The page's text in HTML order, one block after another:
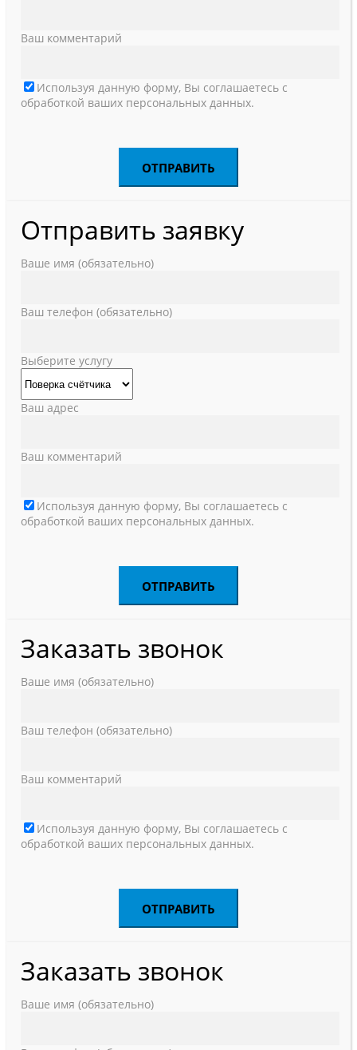
Ваш комментарий
Используя данную форму, Вы соглашаетесь с
обработкой ваших персональных данных.
Отправить заявку
Ваше имя (обязательно)
Ваш телефон (обязательно)
Выберите услугу
Ваш адрес
Ваш комментарий
Используя данную форму, Вы соглашаетесь с
обработкой ваших персональных данных.
Заказать звонок
Ваше имя (обязательно)
Ваш телефон (обязательно)
Ваш комментарий
Используя данную форму, Вы соглашаетесь с
обработкой ваших персональных данных.
Заказать звонок
Ваше имя (обязательно)